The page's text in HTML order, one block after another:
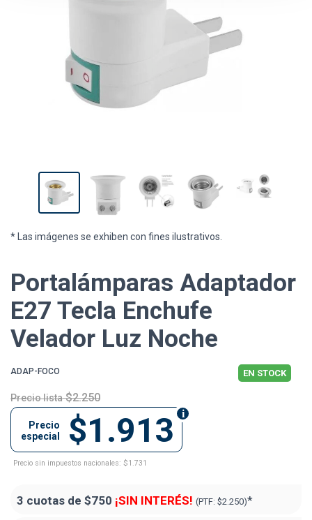
* Las imágenes se exhiben con fines ilustrativos.
Portalámparas Adaptador
E27 Tecla Enchufe
Velador Luz Noche
ADAP-FOCO EN STOCK
Precio lista $2.250
$1.913
Precio
especial
Precio sin impuestos nacionales: $1.731
3 cuotas de $750 ¡SIN INTERÉS! (PTF: $2.250)*